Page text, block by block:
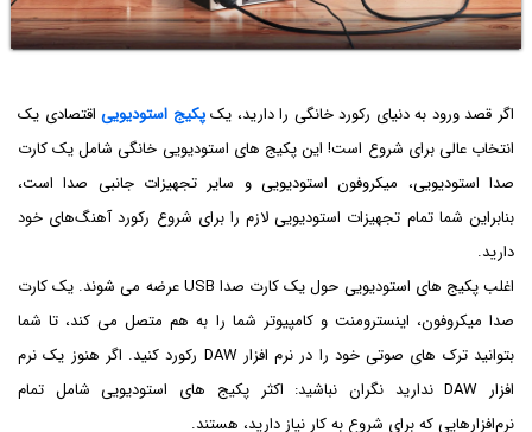
اگر قصد ورود به دنیای رکورد خانگی را دارید، یکپکیج استودیوییاقتصادی یک
انتخاب عالی برای شروع است! این پکیج های استودیویی خانگی شامل یک کارت
صدا استودیویی، میکروفون استودیویی و سایر تجهیزات جانبی صدا است،
بنابراین شما تمام تجهیزات استودیویی لازم را برای شروع رکورد آهنگ‌های خود
دارید.
اغلب پکیج های استودیویی حول یک کارت صدا USB عرضه می شوند. یک کارت
صدا میکروفون، اینسترومنت و کامپیوتر شما را به هم متصل می کند، تا شما
بتوانید ترک های صوتی خود را در نرم افزار DAW رکورد کنید. اگر هنوز یک نرم
افزار DAW ندارید نگران نباشید: اکثر پکیج های استودیویی شامل تمام
نرم‌افزارهایی که برای شروع به کار نیاز دارید، هستند.